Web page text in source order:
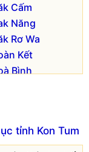
Cấm
Năng
Rơ Wa
Kết
Bình
Quang
tỉnh Kon Tum